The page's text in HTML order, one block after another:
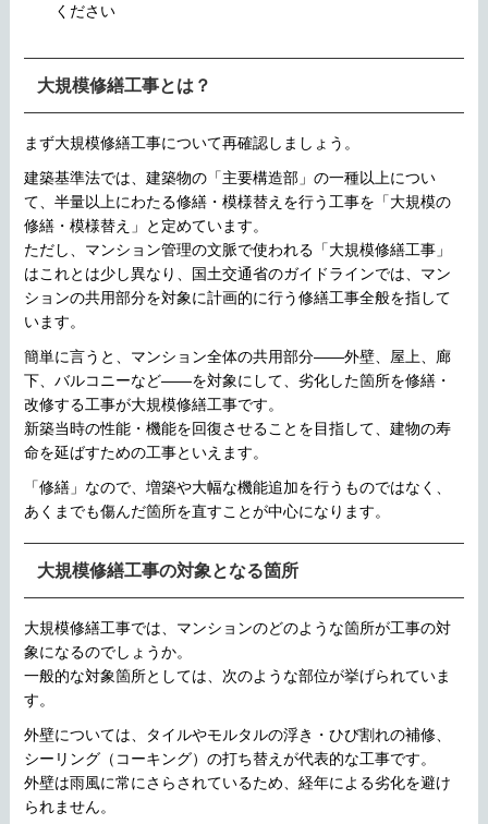
ください
大規模修繕工事とは？
まず大規模修繕工事について再確認しましょう。
建築基準法では、建築物の「主要構造部」の一種以上につい
て、半量以上にわたる修繕・模様替えを行う工事を「大規模の
修繕・模様替え」と定めています。
ただし、マンション管理の文脈で使われる「大規模修繕工事」
はこれとは少し異なり、国土交通省のガイドラインでは、マン
ションの共用部分を対象に計画的に行う修繕工事全般を指して
います。
簡単に言うと、マンション全体の共用部分——外壁、屋上、廊
下、バルコニーなど——を対象にして、劣化した箇所を修繕・
改修する工事が大規模修繕工事です。
新築当時の性能・機能を回復させることを目指して、建物の寿
命を延ばすための工事といえます。
「修繕」なので、増築や大幅な機能追加を行うものではなく、
あくまでも傷んだ箇所を直すことが中心になります。
大規模修繕工事の対象となる箇所
大規模修繕工事では、マンションのどのような箇所が工事の対
象になるのでしょうか。
一般的な対象箇所としては、次のような部位が挙げられていま
す。
外壁については、タイルやモルタルの浮き・ひび割れの補修、
シーリング（コーキング）の打ち替えが代表的な工事です。
外壁は雨風に常にさらされているため、経年による劣化を避け
られません。